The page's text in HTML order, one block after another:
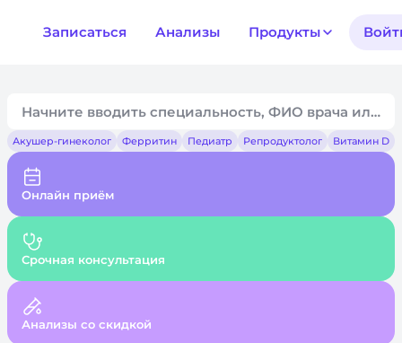
Записаться Анализы Продукты
Акушер-гинеколог Ферритин Педиатр Репродуктолог Витамин D
Онлайн приём
Срочная консультация
Анализы со скидкой